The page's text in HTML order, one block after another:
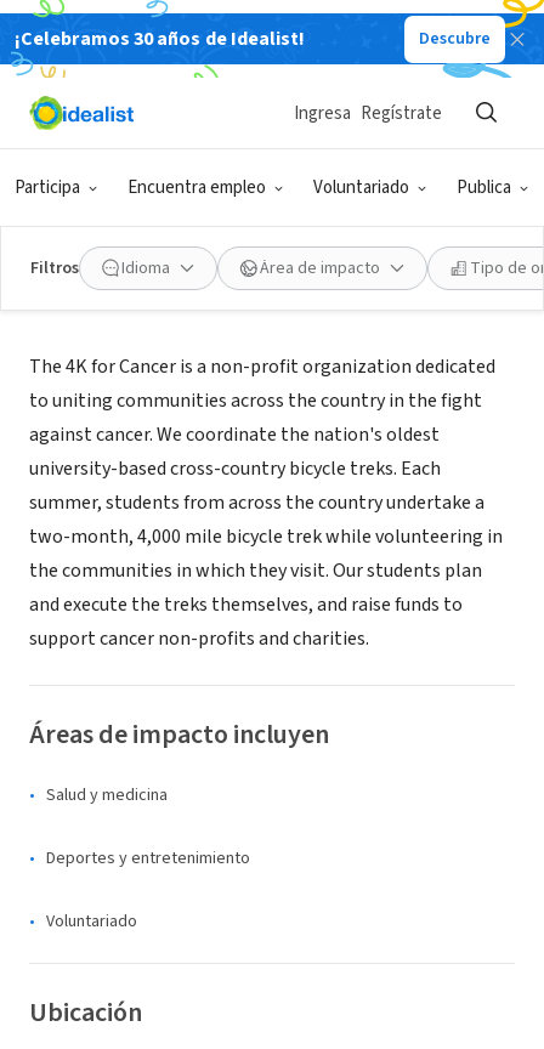
¡Celebramos 30 años de Idealist! Descubre
Participa Encuentra empleo Voluntariado Publica
Ingresa Regístrate
Filtros Idioma Área de impacto Tipo de
ORGANIZACIÓN SIN FIN DE LUCRO
4K for Cancer
Acerca de
The 4K for Cancer is a non-profit organization dedicated
to uniting communities across the country in the fight
against cancer. We coordinate the nation's oldest
university-based cross-country bicycle treks. Each
summer, students from across the country undertake a
two-month, 4,000 mile bicycle trek while volunteering in
the communities in which they visit. Our students plan
and execute the treks themselves, and raise funds to
support cancer non-profits and charities.
Áreas de impacto incluyen
Salud y medicina
Deportes y entretenimiento
Voluntariado
Ubicación